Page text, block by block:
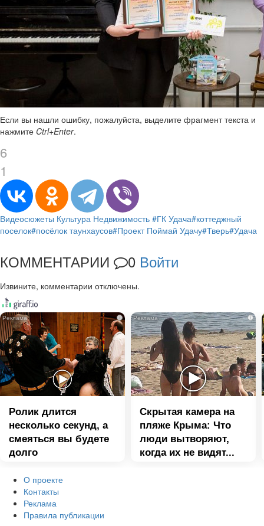
Если вы нашли ошибку, пожалуйста, выделите фрагмент текста и
нажмите Ctrl+Enter.
6
1
Видеосюжеты Культура Недвижимость #ГК Удача#коттеджный
поселок#посёлок таунхаусов#Проект Поймай Удачу#Тверь#Удача
КОММЕНТАРИИ 0 Войти
Извините, комментарии отключены.
i
Ролик длится
несколько секунд, а
смеяться вы будете
долго
i
Скрытая камера на
пляже Крыма: Что
люди вытворяют,
когда их не видят...
О проекте
Контакты
Реклама
Правила публикации